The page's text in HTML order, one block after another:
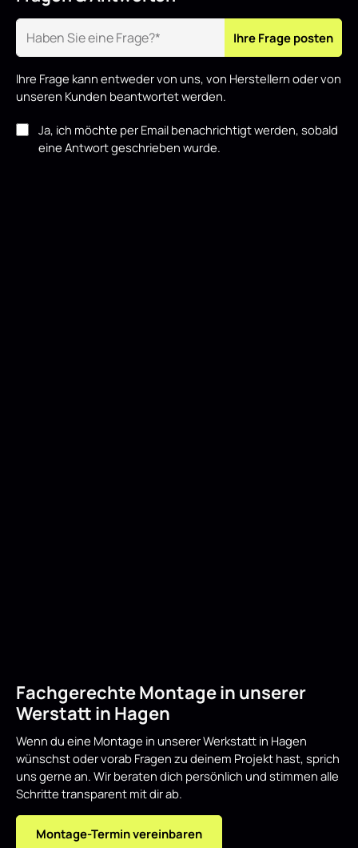
Ihre Frage posten
Ihre Frage kann entweder von uns, von Herstellern oder von
unseren Kunden beantwortet werden.
Ja, ich möchte per Email benachrichtigt werden, sobald
eine Antwort geschrieben wurde.
Fachgerechte Montage in unserer
Werstatt in Hagen
Wenn du eine Montage in unserer Werkstatt in Hagen
wünschst oder vorab Fragen zu deinem Projekt hast, sprich
uns gerne an. Wir beraten dich persönlich und stimmen alle
Schritte transparent mit dir ab.
Montage-Termin vereinbaren